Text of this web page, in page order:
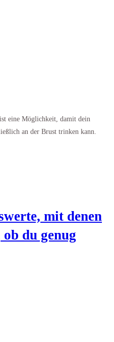
eine Möglichkeit, damit dein
an der Brust trinken kann.
mit denen
du genug